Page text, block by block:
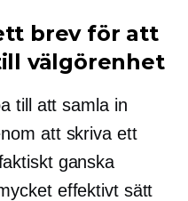
brev för att
välgörenhet
till att samla in
att skriva ett
ganska
effektivt sätt